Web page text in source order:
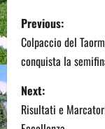
P
o
s
t
Previous:
Colpaccio del
conquista la
Next:
Risultati e